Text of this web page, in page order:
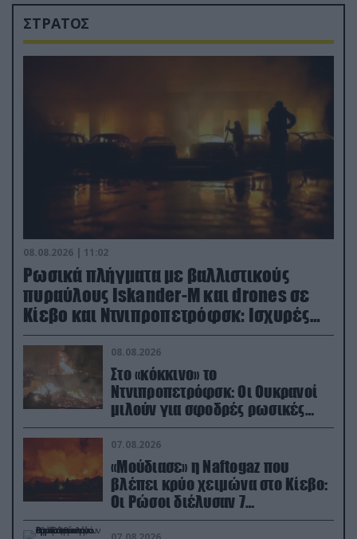
ΣΤΡΑΤΟΣ
08.08.2026 | 11:02
Ρωσικά πλήγματα με βαλλιστικούς
πυραύλους Iskander-M και drones σε
Κίεβο και Ντνιπροπετρόφσκ: Ισχυρές
εκρήξεις
08.08.2026
Στο «κόκκινο» το
Ντνιπροπετρόφσκ: Οι Ουκρανοί
μιλούν για σφοδρές ρωσικές
επιθέσεις σε όλη την επικράτεια
07.08.2026
«Μούδιασε» η Naftogaz που
βλέπει κρύο χειμώνα στο Κίεβο:
Οι Ρώσοι διέλυσαν 7
εγκαταστάσεις του ουκρανικού